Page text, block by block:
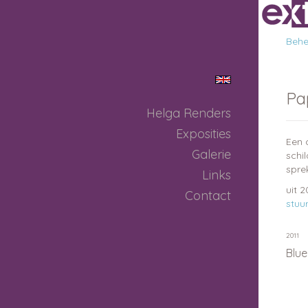
Een
uit
2011
Helga Renders
Exposities
Galerie
Links
Contact